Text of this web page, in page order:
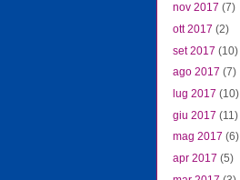
nov 2017 (7)
ott 2017 (2)
set 2017 (10)
ago 2017 (7)
lug 2017 (10)
giu 2017 (11)
mag 2017 (6)
apr 2017 (5)